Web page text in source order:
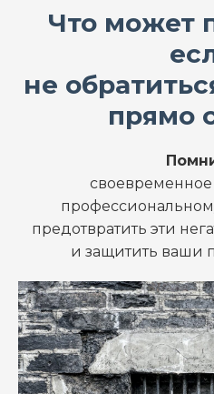
Что может
не
прямо
предотвратить эти
и защитить ваши